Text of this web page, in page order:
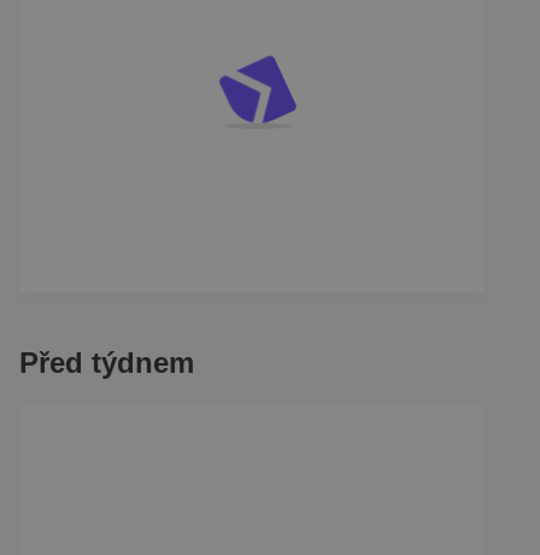
Před týdnem